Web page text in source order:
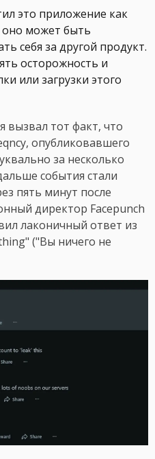
это приложение как
оно может быть
себя за другой продукт.
осторожность и
или загрузки этого
вызвал тот факт, что
опубликовавшего
за несколько
события стали
пять минут после
директор Facepunch
лаконичный ответ из
("Вы ничего не